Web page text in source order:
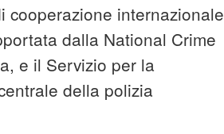
cooperazione internazionale
dalla National Crime
e il Servizio per la
della polizia